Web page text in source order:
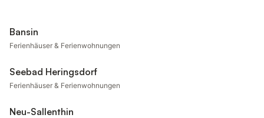
Bansin
Ferienhäuser & Ferienwohnungen
Seebad Heringsdorf
Ferienhäuser & Ferienwohnungen
Neu-Sallenthin